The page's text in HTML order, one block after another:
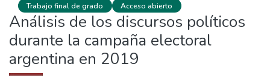
Trabajo final de grado Acceso abierto
Análisis de los discursos políticos
durante la campaña electoral
argentina en 2019